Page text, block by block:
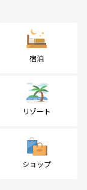
宿泊
リゾート
ショップ